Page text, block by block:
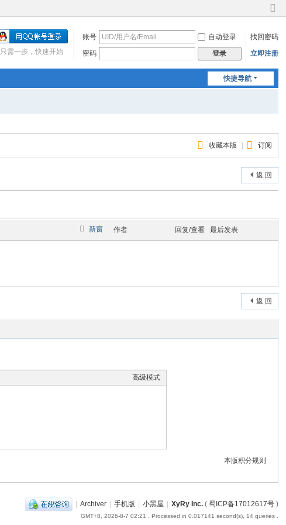
切
到
窄
账号 自动登录
找回密码
密码
登录 立即注册
只需一步，快速开始
快捷导航
收藏本版 订阅
返 回
新窗 作者 回复/查看 最后发表
返 回
高级模式
本版积分规则
| Archiver | 手机版 | 小黑屋 | XyRy Inc.( 蜀ICP备17012617号)
GMT+8, 2026-8-7 02:21 , Processed in 0.017141 second(s), 14 queries .